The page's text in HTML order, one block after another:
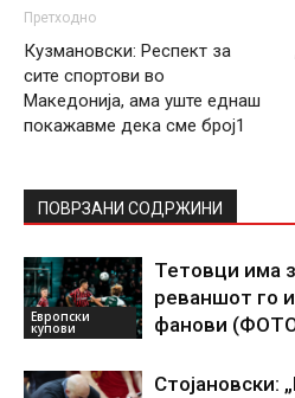
Претходно
Кузмановски: Респект за
сите спортови во
Македонија, ама уште еднаш
покажавме дека сме број1
ПОВРЗАНИ СОДРЖИНИ
Европски
купови
Тетовци има
реваншот го
фанови
Стојановски: